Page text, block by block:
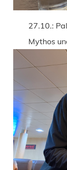
27.10.:
Mythos